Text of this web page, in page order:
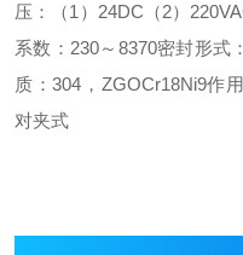
压：（1 ） 24DC （2）
系数： 230～ 8370密封形式
质：304 ， ZGOCr18Ni9作
对夹式